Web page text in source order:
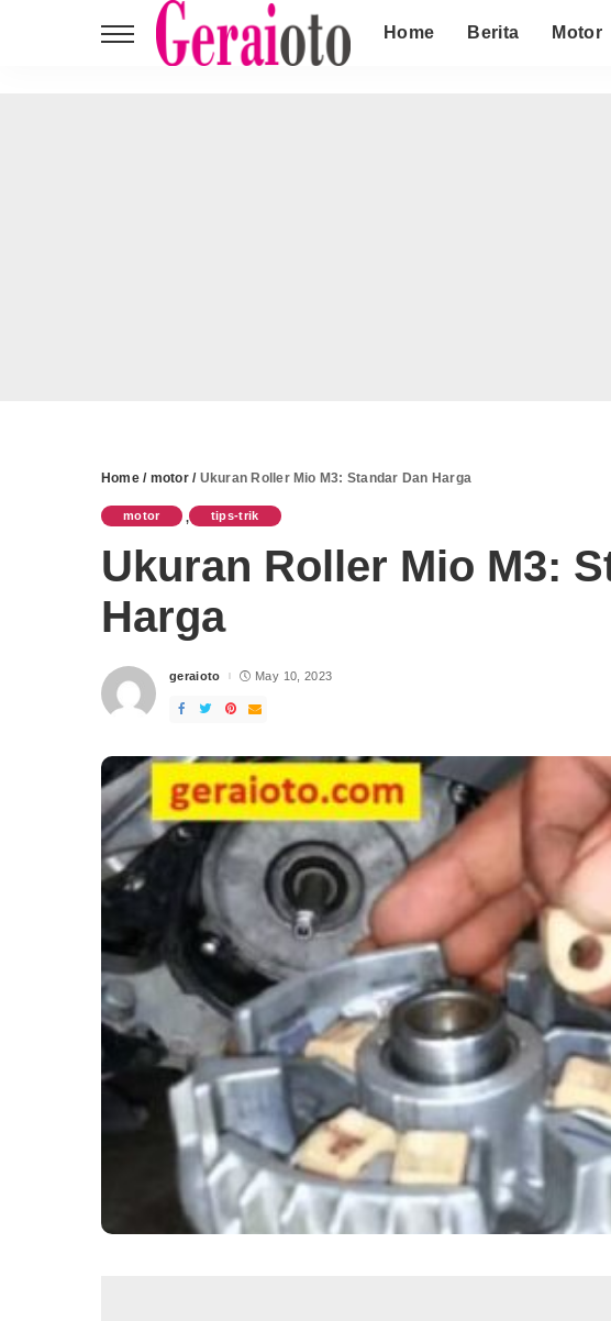
Home Berita Motor
Home/ motor/ Ukuran Roller Mio M3: Standar Dan Harga
motor , tips-trik
Ukuran Roller Mio M3:
Harga
Posted
geraioto May 10, 2023